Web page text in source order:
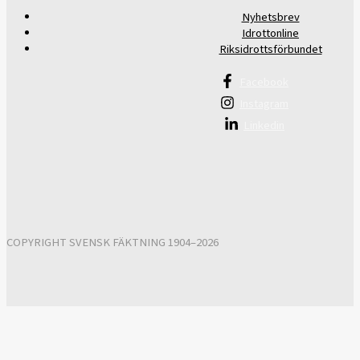
Nyhetsbrev
Idrottonline
Riksidrottsförbundet
COPYRIGHT SVENSK FÄKTNING 1904–2026